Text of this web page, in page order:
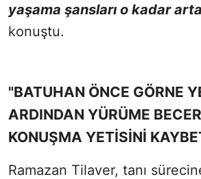
yaşama şansları o kadar
konuştu.
"BATUHAN ÖNCE GÖRNE
ARDINDAN YÜRÜME
KONUŞMA YETİSİNİ
Ramazan Tilaver, tanı